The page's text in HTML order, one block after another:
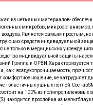
из нетканых материалов-
микробов, микроорганизмов,
самым простым, но
средств индивидуальной
не только в медицинских
индивидуальной защиты
Гриппа и ОРВИ.Характеризуется
как: воздухопроницаемость,
комфортное ношение, не затрудняет
эластичных ушных
на 100% из полипропиленовых
находится прослойка из